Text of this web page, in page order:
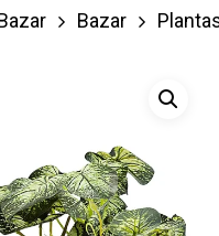
buscar o ESC para
Bazar